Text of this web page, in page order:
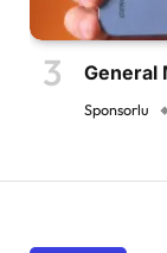
General
Sponsorlu